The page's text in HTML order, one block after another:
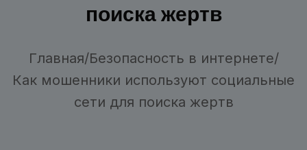
поиска жертв
Главная/Безопасность в интернете/
Как мошенники используют социальные
сети для поиска жертв